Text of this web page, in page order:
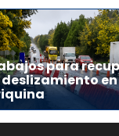
para